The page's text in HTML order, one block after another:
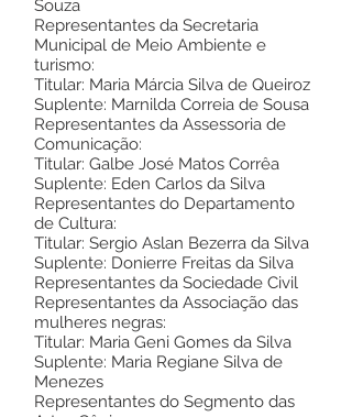
Souza
Representantes da Secretaria
Municipal de Meio Ambiente e
turismo:
Titular: Maria Márcia Silva de Queiroz
Suplente: Marnilda Correia de Sousa
Representantes da Assessoria de
Comunicação:
Titular: Galbe José Matos Corrêa
Suplente: Eden Carlos da Silva
Representantes do Departamento
de Cultura:
Titular: Sergio Aslan Bezerra da Silva
Suplente: Donierre Freitas da Silva
Representantes da Sociedade Civil
Representantes da Associação das
mulheres negras:
Titular: Maria Geni Gomes da Silva
Suplente: Maria Regiane Silva de
Menezes
Representantes do Segmento das